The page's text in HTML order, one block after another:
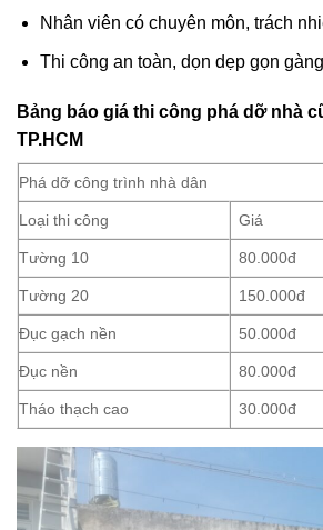
Nhân viên có chuyên môn, trách
Thi công an toàn, dọn dẹp gọn gàng
Bảng báo giá thi công phá dỡ nhà
TP.HCM
Phá dỡ công trình nhà dân
Loại thi công Giá
Tường 10 80.000đ
Tường 20 150.000đ
Đục gạch nền 50.000đ
Đục nền 80.000đ
Tháo thạch cao 30.000đ